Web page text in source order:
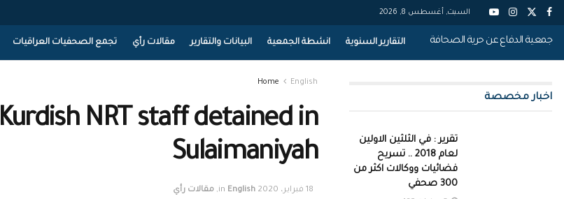
السبت, أغسطس 8, 2026
جمعية الدفاع عن حرية الصحافة التقارير السنوية انشطة الجمعية البيانات والتقارير مقالات رأي تجمع الصحفيات العراقيات
Home English
Kurdish NRT staff detained in
Sulaimaniyah
18 فبراير، 2020 in English
, مقالات رأي
اخبار مخصصة
تقرير : في الثلثين الاولين
لعام 2018 .. تسريح
فضائيات ووكالات اكثر من
300 صحفي